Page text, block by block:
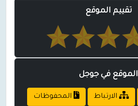
تقييم الموقع
الموقع في جوجل
الارتباط المحفوظات